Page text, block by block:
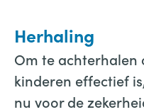
Herhaling
Om te
kinderen effectief
nu voor de